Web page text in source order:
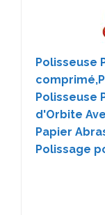
Polisseuse
Polisseuse
d'Orbite
Papier
Polissage